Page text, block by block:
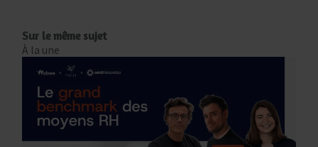
Sur le même sujet
À la une